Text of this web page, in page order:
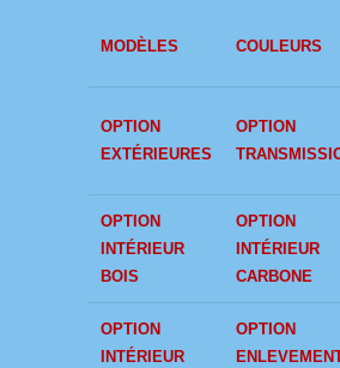
MODÈLES COULEURS
OPTION
EXTÉRIEURES
OPTION
OPTION
INTÉRIEUR
BOIS
OPTION
INTÉRIEUR
CARBONE
OPTION
INTÉRIEUR
OPTION